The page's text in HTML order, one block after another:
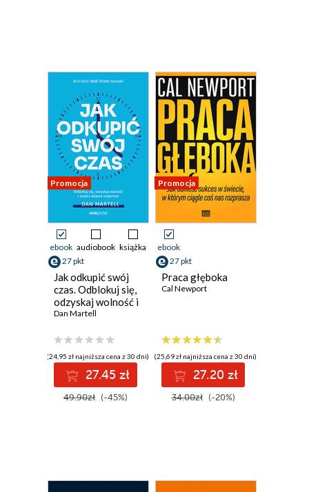
Promocja
ebook audiobook książka
27 pkt
Jak odkupić swój
czas. Odblokuj się,
odzyskaj wolność i
stwórz własne
Dan Martell
(24,95 zł najniższa cena z 30 dni)
27.45 zł
49.90zł (-45%)
Promocja
ebook
27 pkt
Praca głęboka
Cal Newport
(25,69 zł najniższa cena z 30 dni)
27.20 zł
34.00zł (-20%)